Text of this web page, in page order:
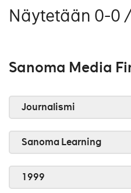
Näytetään 0-0
Sanoma Media
Journalismi
Sanoma Learning
1999